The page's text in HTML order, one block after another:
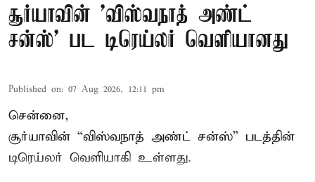
சூர்யாவின் 'விஸ்வநாத் அண்ட்
சன்ஸ்' பட டிரெய்லர் வெளியானது
Published on: 07 Aug 2026, 12:11 pm
சென்னை,
சூர்யாவின் “விஸ்வநாத் அண்ட் சன்ஸ்” படத்தின்
டிரெய்லர் வெளியாகி உள்ளது.